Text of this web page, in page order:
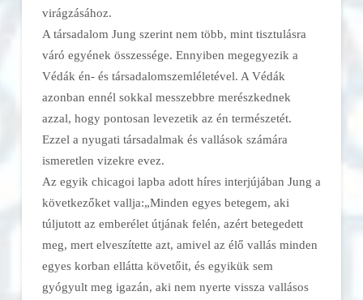
virágzásához.
A társadalom Jung szerint nem több, mint tisztulásra
váró egyének összessége. Ennyiben megegyezik a
Védák én- és társadalomszemléletével. A Védák
azonban ennél sokkal messzebbre merészkednek
azzal, hogy pontosan levezetik az én természetét.
Ezzel a nyugati társadalmak és vallások számára
ismeretlen vizekre evez.
Az egyik chicagoi lapba adott híres interjújában Jung a
következőket vallja:„Minden egyes betegem, aki
túljutott az emberélet útjának felén, azért betegedett
meg, mert elveszítette azt, amivel az élő vallás minden
egyes korban ellátta követőit, és egyikük sem
gyógyult meg igazán, aki nem nyerte vissza vallásos